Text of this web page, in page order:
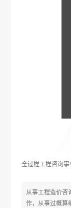
全过程工程咨询
从事工程造价咨
作，从事过概算